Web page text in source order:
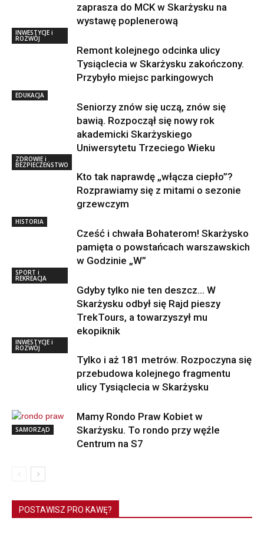
zaprasza do MCK w Skarżysku na
wystawę poplenerową
INWESTYCJE i
ROZWÓJ
Remont kolejnego odcinka ulicy
Tysiąclecia w Skarżysku zakończony.
Przybyło miejsc parkingowych
EDUKACJA
Seniorzy znów się uczą, znów się
bawią. Rozpoczął się nowy rok
akademicki Skarżyskiego
Uniwersytetu Trzeciego Wieku
ZDROWIE i
BEZPIECZEŃSTWO
Kto tak naprawdę „włącza ciepło”?
Rozprawiamy się z mitami o sezonie
grzewczym
HISTORIA
Cześć i chwała Bohaterom! Skarżysko
pamięta o powstańcach warszawskich
w Godzinie „W”
SPORT i
REKREACJA
Gdyby tylko nie ten deszcz… W
Skarżysku odbył się Rajd pieszy
TrekTours, a towarzyszył mu
ekopiknik
INWESTYCJE i
ROZWÓJ
Tylko i aż 181 metrów. Rozpoczyna się
przebudowa kolejnego fragmentu
ulicy Tysiąclecia w Skarżysku
SAMORZĄD
Mamy Rondo Praw Kobiet w
Skarżysku. To rondo przy węźle
Centrum na S7
POSTAWISZ PRO KAWĘ?